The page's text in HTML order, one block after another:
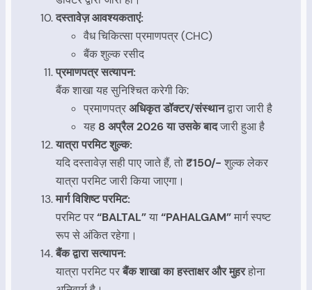
दस्तावेज़ आवश्यकताएं:
वैध चिकित्सा प्रमाणपत्र (CHC)
बैंक शुल्क रसीद
प्रमाणपत्र सत्यापन:
बैंक शाखा यह सुनिश्चित करेगी कि:
प्रमाणपत्रअधिकृत डॉक्टर/संस्थानद्वारा जारी है
यह 8 अप्रैल 2026 या उसके बादजारी हुआ है
यात्रा परमिट शुल्क:
यदि दस्तावेज़ सही पाए जाते हैं, तो₹150/- शुल्क लेकर
यात्रा परमिट जारी किया जाएगा।
मार्ग विशिष्ट परमिट:
परमिट पर“BALTAL”या“PAHALGAM”मार्ग स्पष्ट
रूप से अंकित रहेगा।
बैंक द्वारा सत्यापन:
यात्रा परमिट परबैंक शाखा का हस्ताक्षर और मुहरहोना